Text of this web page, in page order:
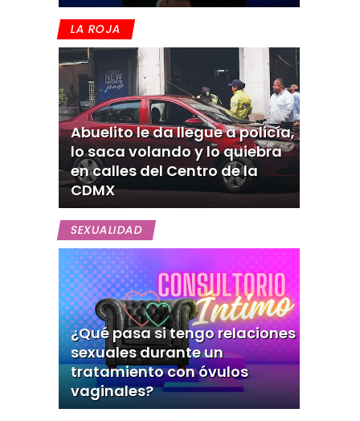
LA ROJA
Abuelito le da llegue a policía,
lo saca volando y lo quiebra
en calles del Centro de la
CDMX
SEXUALIDAD
¿Qué pasa si tengo relaciones
sexuales durante un
tratamiento con óvulos
vaginales?